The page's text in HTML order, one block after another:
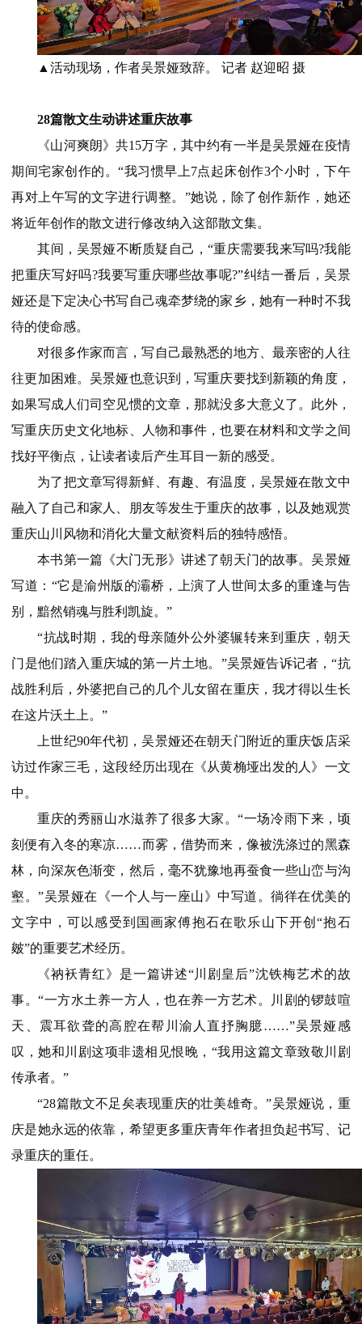
▲活动现场，作者吴景娅致辞。 记者 赵迎昭 摄
28篇散文生动讲述重庆故事
《山河爽朗》共15万字，其中约有一半是吴景娅在疫情
期间宅家创作的。“我习惯早上7点起床创作3个小时，下午
再对上午写的文字进行调整。”她说，除了创作新作，她还
将近年创作的散文进行修改纳入这部散文集。
其间，吴景娅不断质疑自己，“重庆需要我来写吗?我能
把重庆写好吗?我要写重庆哪些故事呢?”纠结一番后，吴景
娅还是下定决心书写自己魂牵梦绕的家乡，她有一种时不我
待的使命感。
对很多作家而言，写自己最熟悉的地方、最亲密的人往
往更加困难。吴景娅也意识到，写重庆要找到新颖的角度，
如果写成人们司空见惯的文章，那就没多大意义了。此外，
写重庆历史文化地标、人物和事件，也要在材料和文学之间
找好平衡点，让读者读后产生耳目一新的感受。
为了把文章写得新鲜、有趣、有温度，吴景娅在散文中
融入了自己和家人、朋友等发生于重庆的故事，以及她观赏
重庆山川风物和消化大量文献资料后的独特感悟。
本书第一篇《大门无形》讲述了朝天门的故事。吴景娅
写道：“它是渝州版的灞桥，上演了人世间太多的重逢与告
别，黯然销魂与胜利凯旋。”
“抗战时期，我的母亲随外公外婆辗转来到重庆，朝天
门是他们踏入重庆城的第一片土地。”吴景娅告诉记者，“抗
战胜利后，外婆把自己的几个儿女留在重庆，我才得以生长
在这片沃土上。”
上世纪90年代初，吴景娅还在朝天门附近的重庆饭店采
访过作家三毛，这段经历出现在《从黄桷垭出发的人》一文
中。
重庆的秀丽山水滋养了很多大家。“一场冷雨下来，顷
刻便有入冬的寒凉……而雾，借势而来，像被洗涤过的黑森
林，向深灰色渐变，然后，毫不犹豫地再蚕食一些山峦与沟
壑。”吴景娅在《一个人与一座山》中写道。徜徉在优美的
文字中，可以感受到国画家傅抱石在歌乐山下开创“抱石
皴”的重要艺术经历。
《衲袄青红》是一篇讲述“川剧皇后”沈铁梅艺术的故
事。“一方水土养一方人，也在养一方艺术。川剧的锣鼓喧
天、震耳欲聋的高腔在帮川渝人直抒胸臆……”吴景娅感
叹，她和川剧这项非遗相见恨晚，“我用这篇文章致敬川剧
传承者。”
“28篇散文不足矣表现重庆的壮美雄奇。”吴景娅说，重
庆是她永远的依靠，希望更多重庆青年作者担负起书写、记
录重庆的重任。